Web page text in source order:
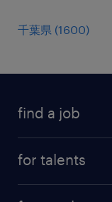
千葉県 (1600)
find a job
for talents